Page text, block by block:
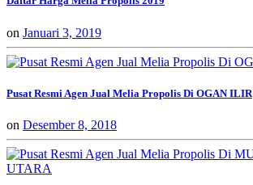
on Januari 3, 2019
Pusat Resmi Agen Jual Melia Propolis Di OGAN ILIR
on Desember 8, 2018